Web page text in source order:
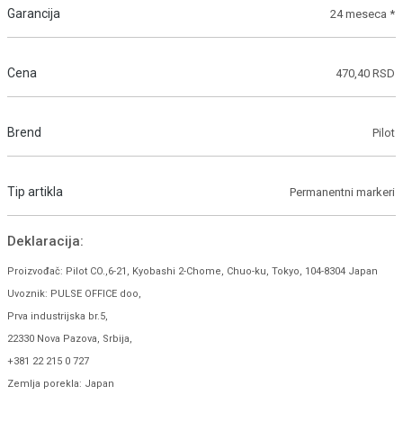
Garancija 24 meseca *
Cena 470,40 RSD
Brend Pilot
Tip artikla Permanentni markeri
Deklaracija:
Proizvođač: Pilot CO.,6-21, Kyobashi 2-Chome, Chuo-ku, Tokyo, 104-8304 Japan
Uvoznik: PULSE OFFICE doo,
Prva industrijska br.5,
22330 Nova Pazova, Srbija,
+381 22 215 0 727
Zemlja porekla: Japan